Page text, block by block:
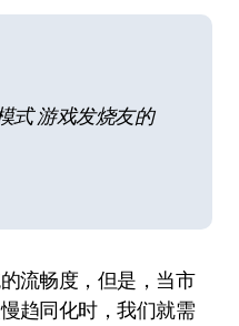
式 游戏发烧友的
流畅度，但是，当市
趋同化时，我们就需